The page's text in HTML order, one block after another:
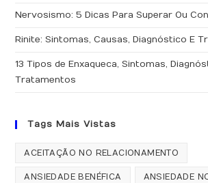
Nervosismo: 5 Dicas Para Superar Ou
Rinite: Sintomas, Causas, Diagnóstico E
13 Tipos de Enxaqueca, Sintomas,
Tratamentos
Tags Mais Vistas
ACEITAÇÃO NO RELACIONAMENTO
ANSIEDADE BENÉFICA ANSIEDADE